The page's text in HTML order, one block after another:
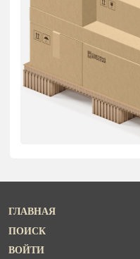
ГЛАВНАЯ
ПОИСК
ВОЙТИ